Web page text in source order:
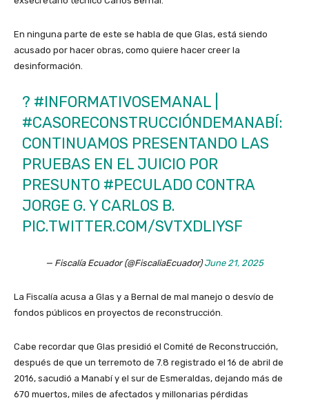
En ninguna parte de este se habla de que Glas, está siendo
acusado por hacer obras, como quiere hacer creer la
desinformación.
? #INFORMATIVOSEMANAL
#CASORECONSTRUCCIÓNDEMANABÍ:
CONTINUAMOS PRESENTANDO LAS
PRUEBAS EN EL JUICIO POR
PRESUNTO #PECULADO CONTRA
JORGE G. Y CARLOS B.
PIC.TWITTER.COM/SVTXDLIYSF
— Fiscalía Ecuador (@FiscaliaEcuador)June 21, 2025
La Fiscalía acusa a Glas y a Bernal de mal manejo o desvío de
fondos públicos en proyectos de reconstrucción.
Cabe recordar que Glas presidió el Comité de Reconstrucción,
después de que un terremoto de 7.8 registrado el 16 de abril de
2016, sacudió a Manabí y el sur de Esmeraldas, dejando más de
670 muertos, miles de afectados y millonarias pérdidas